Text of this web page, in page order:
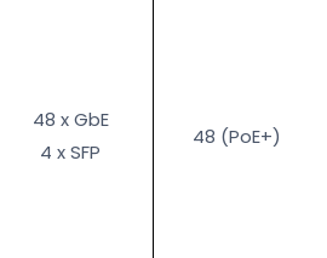
48 x GbE
4 x SFP
48 (PoE+)